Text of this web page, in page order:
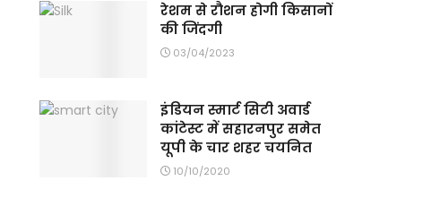
रेशम से रौशन होगी किसानों
की जिंदगी
03/04/2023
इंडियन स्मार्ट सिटी अवार्ड
कांटेस्ट में सहारनपुर समेत
यूपी के चार शहर चयनित
10/10/2020